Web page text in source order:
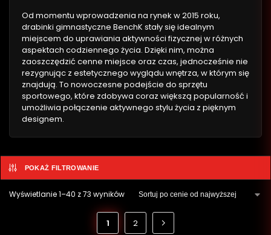
Od momentu wprowadzenia na rynek w 2015 roku,
drabinki gimnastyczne BenchK stały się idealnym
miejscem do uprawiania aktywności fizycznej w różnych
aspektach codziennego życia. Dzięki nim, można
zaoszczędzić cenne miejsce oraz czas, jednocześnie nie
rezygnując z estetycznego wyglądu wnętrza, w którym się
znajdują. To nowoczesne podejście do sprzętu
sportowego, które zdobywa coraz większą popularność i
umożliwia połączenie aktywnego stylu życia z pięknym
designem.
POKAŻ FILTROWANIE
Wyświetlanie 1–40 z 73 wyników
1 2